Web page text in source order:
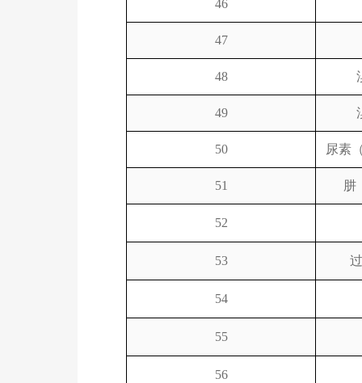
46
47
48
49
50 尿素
51 肼
52
53
54
55
56